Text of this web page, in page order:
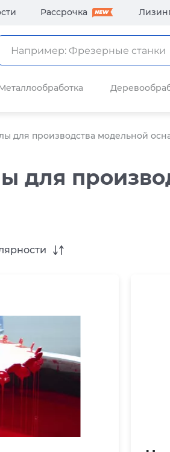
Рассрочка
для производства модельной
для